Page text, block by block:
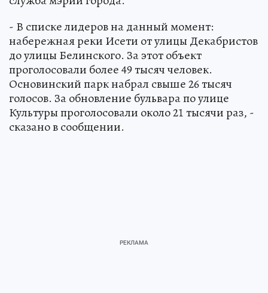
- В списке лидеров на данный момент:
набережная реки Исети от улицы Декабристов
до улицы Белинского. За этот объект
проголосовали более 49 тысяч человек.
Основинский парк набрал свыше 26 тысяч
голосов. За обновление бульвара по улице
Культуры проголосовали около 21 тысячи раз, -
сказано в сообщении.